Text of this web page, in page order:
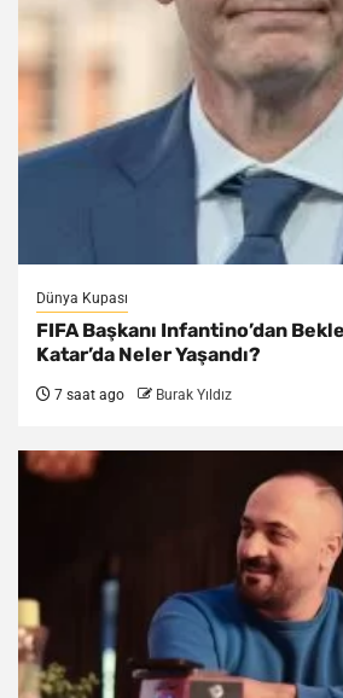
Dünya Kupası
FIFA Başkanı Infantino’dan
Katar’da Neler Yaşandı?
7 saat ago Burak Yıldız